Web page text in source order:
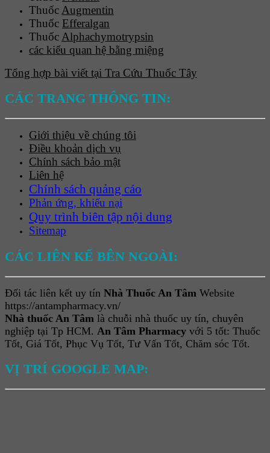
Thuốc Augmentin
Thuốc Efferalgan
Thuốc Alphachymotrypsin
các kiểu quan hệ bằng miệng
Tổng hợp bài viết tại Tra Cứu Thuốc Tây
CÁC TRANG THÔNG TIN:
Giới thiệu về chúng tôi
Điều khoản dịch vụ
Chính sách bảo mật
Liên hệ
Chính sách quảng cáo
Phản ứng, khiếu nại
Quy trình biên tập nội dung
Sitemap
CÁC LIÊN KẾ BÊN NGOÀI:
Đối tác liên kết uy tín Nhà Thuốc An Tâm Website
https://antampharmacy.vn/
Nhà thuốc An Tâm là chuỗi nhà thuốc uy tín, chuyên
nghiệp tại Tp HCM. An Tâm Pharmacy với 5 tốt: Thuốc
Tốt, Giá Tốt, Phục Vụ Tốt, Tư Vấn Tốt, Chăm sóc Tốt.
VỊ TRÍ GOOGLE MAP: